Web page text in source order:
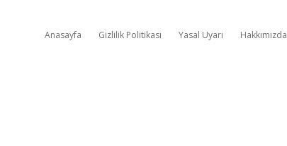
Anasayfa Gizlilik Politikası Yasal Uyarı Hakkımızda